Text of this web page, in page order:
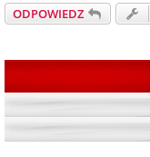
ODPOWIEDZ